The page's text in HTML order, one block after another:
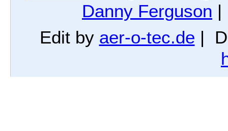
Danny Ferguson |
Edit by aer-o-tec.de |